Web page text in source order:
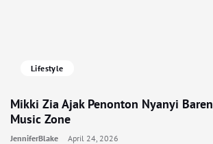
Lifestyle
Mikki Zia Ajak Penonton Nyanyi
Music Zone
JenniferBlake April 24, 2026